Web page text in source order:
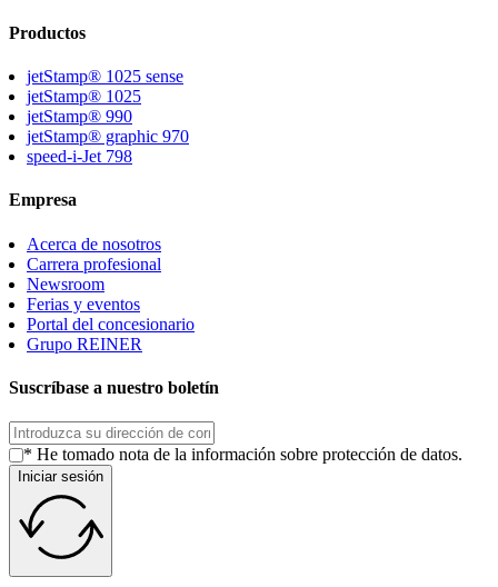
Productos
jetStamp® 1025 sense
jetStamp® 1025
jetStamp® 990
jetStamp® graphic 970
speed-i-Jet 798
Empresa
Acerca de nosotros
Carrera profesional
Newsroom
Ferias y eventos
Portal del concesionario
Grupo REINER
Suscríbase a nuestro boletín
* He tomado nota de la información sobre protección de datos.
Iniciar sesión